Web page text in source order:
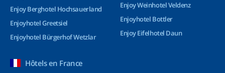
Enjoy Berghotel Hochsauerland
Enjoyhotel Greetsiel
Enjoyhotel Bürgerhof Wetzlar
Enjoy Weinhotel Veldenz
Enjoyhotel Bottler
Enjoy Eifelhotel Daun
Hôtels en France